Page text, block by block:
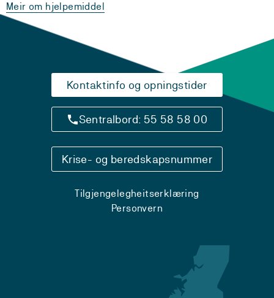
Meir om hjelpemiddel
Kontaktinfo og opningstider
Sentralbord: 55 58 58 00
Krise- og beredskapsnummer
Tilgjengelegheitserklæring
Personvern